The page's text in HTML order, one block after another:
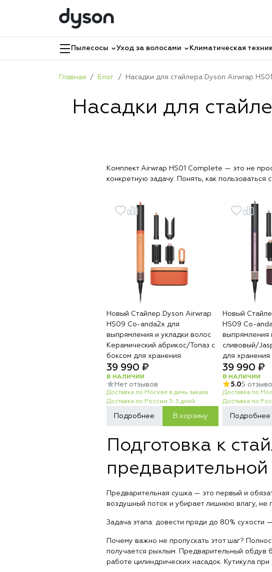
Пылесосы Уход за волосами Климатическая
Главная Блог Насадки для стайлера Dyson Airwrap
Насадки для
Комплект Airwrap HS01 Complete — это не
конкретную задачу. Понять, как
Новый Стайлер Dyson Airwrap
HS09 Co-anda2x для
выпрямления и укладки волос
Керамический абрикос/Топаз с
боксом для хранения
39 990 ₽
В НАЛИЧИИ
Нет отзывов
Доставка по Москве в день заказа.
Доставка по России 3-5 дней.
Подробнее В корзину
Новый
HS09 Co-
выпрямления
сливовый/
для хранения
39 990 ₽
В НАЛИЧИИ
5.05
Доставка по
Доставка по
Подробнее
Подготовка к
Предварительная сушка — это первый и
воздушный поток и убирает лишнюю влагу, не
Задача этапа: довести пряди до 80% сухости
Почему важно не пропускать этот шаг?
получается рыхлым. Предварительный обдув
работе цилиндрических насадок. Кутикула